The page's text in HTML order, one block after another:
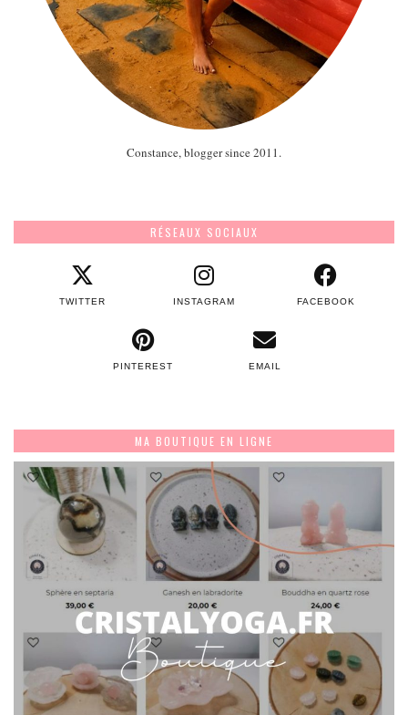
Constance, blogger since 2011.
RÉSEAUX SOCIAUX
TWITTER INSTAGRAM FACEBOOK
PINTEREST EMAIL
MA BOUTIQUE EN LIGNE